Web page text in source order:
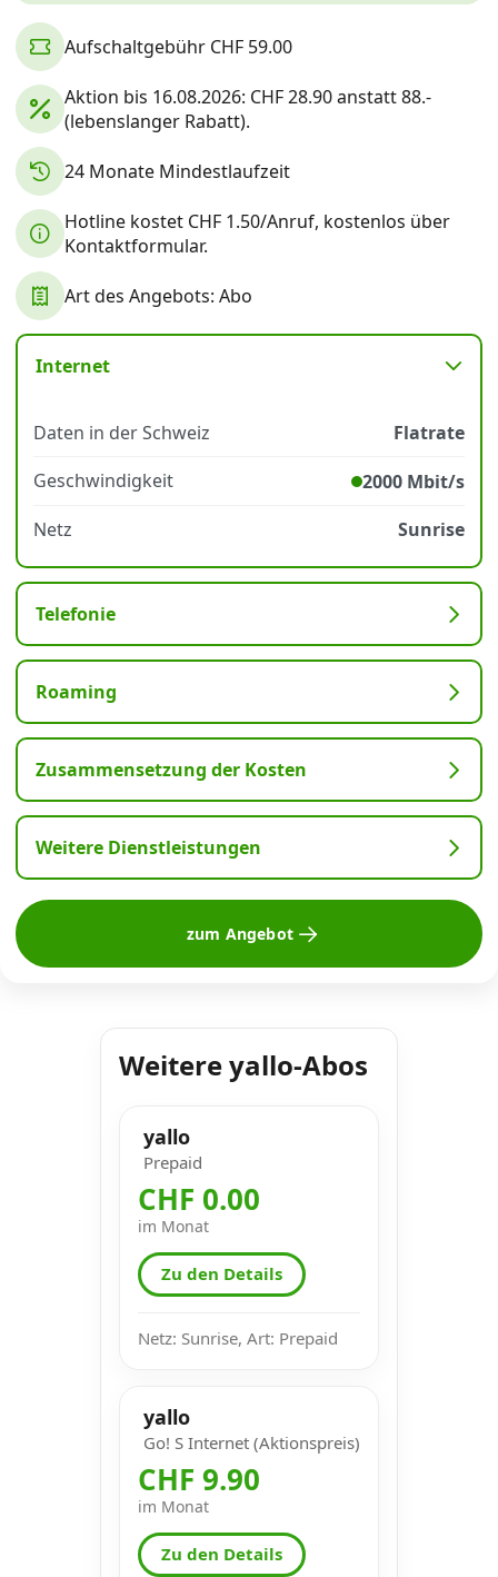
Über uns
Datenschutz
Aufschaltgebühr CHF 59.00
Aktion bis 16.08.2026: CHF 28.90 anstatt 88.-
(lebenslanger Rabatt).
24 Monate Mindestlaufzeit
Hotline kostet CHF 1.50/Anruf, kostenlos über
Kontaktformular.
Art des Angebots: Abo
Internet
Daten in der Schweiz
Flatrate
Geschwindigkeit
2000 Mbit/s
Netz
Sunrise
Telefonie
Roaming
Zusammensetzung der Kosten
Weitere Dienstleistungen
zum Angebot
Weitere yallo-Abos
yallo
Prepaid
CHF 0.00
im Monat
Zu den Details
Netz: Sunrise, Art: Prepaid
yallo
Go! S Internet (Aktionspreis)
CHF 9.90
im Monat
Zu den Details